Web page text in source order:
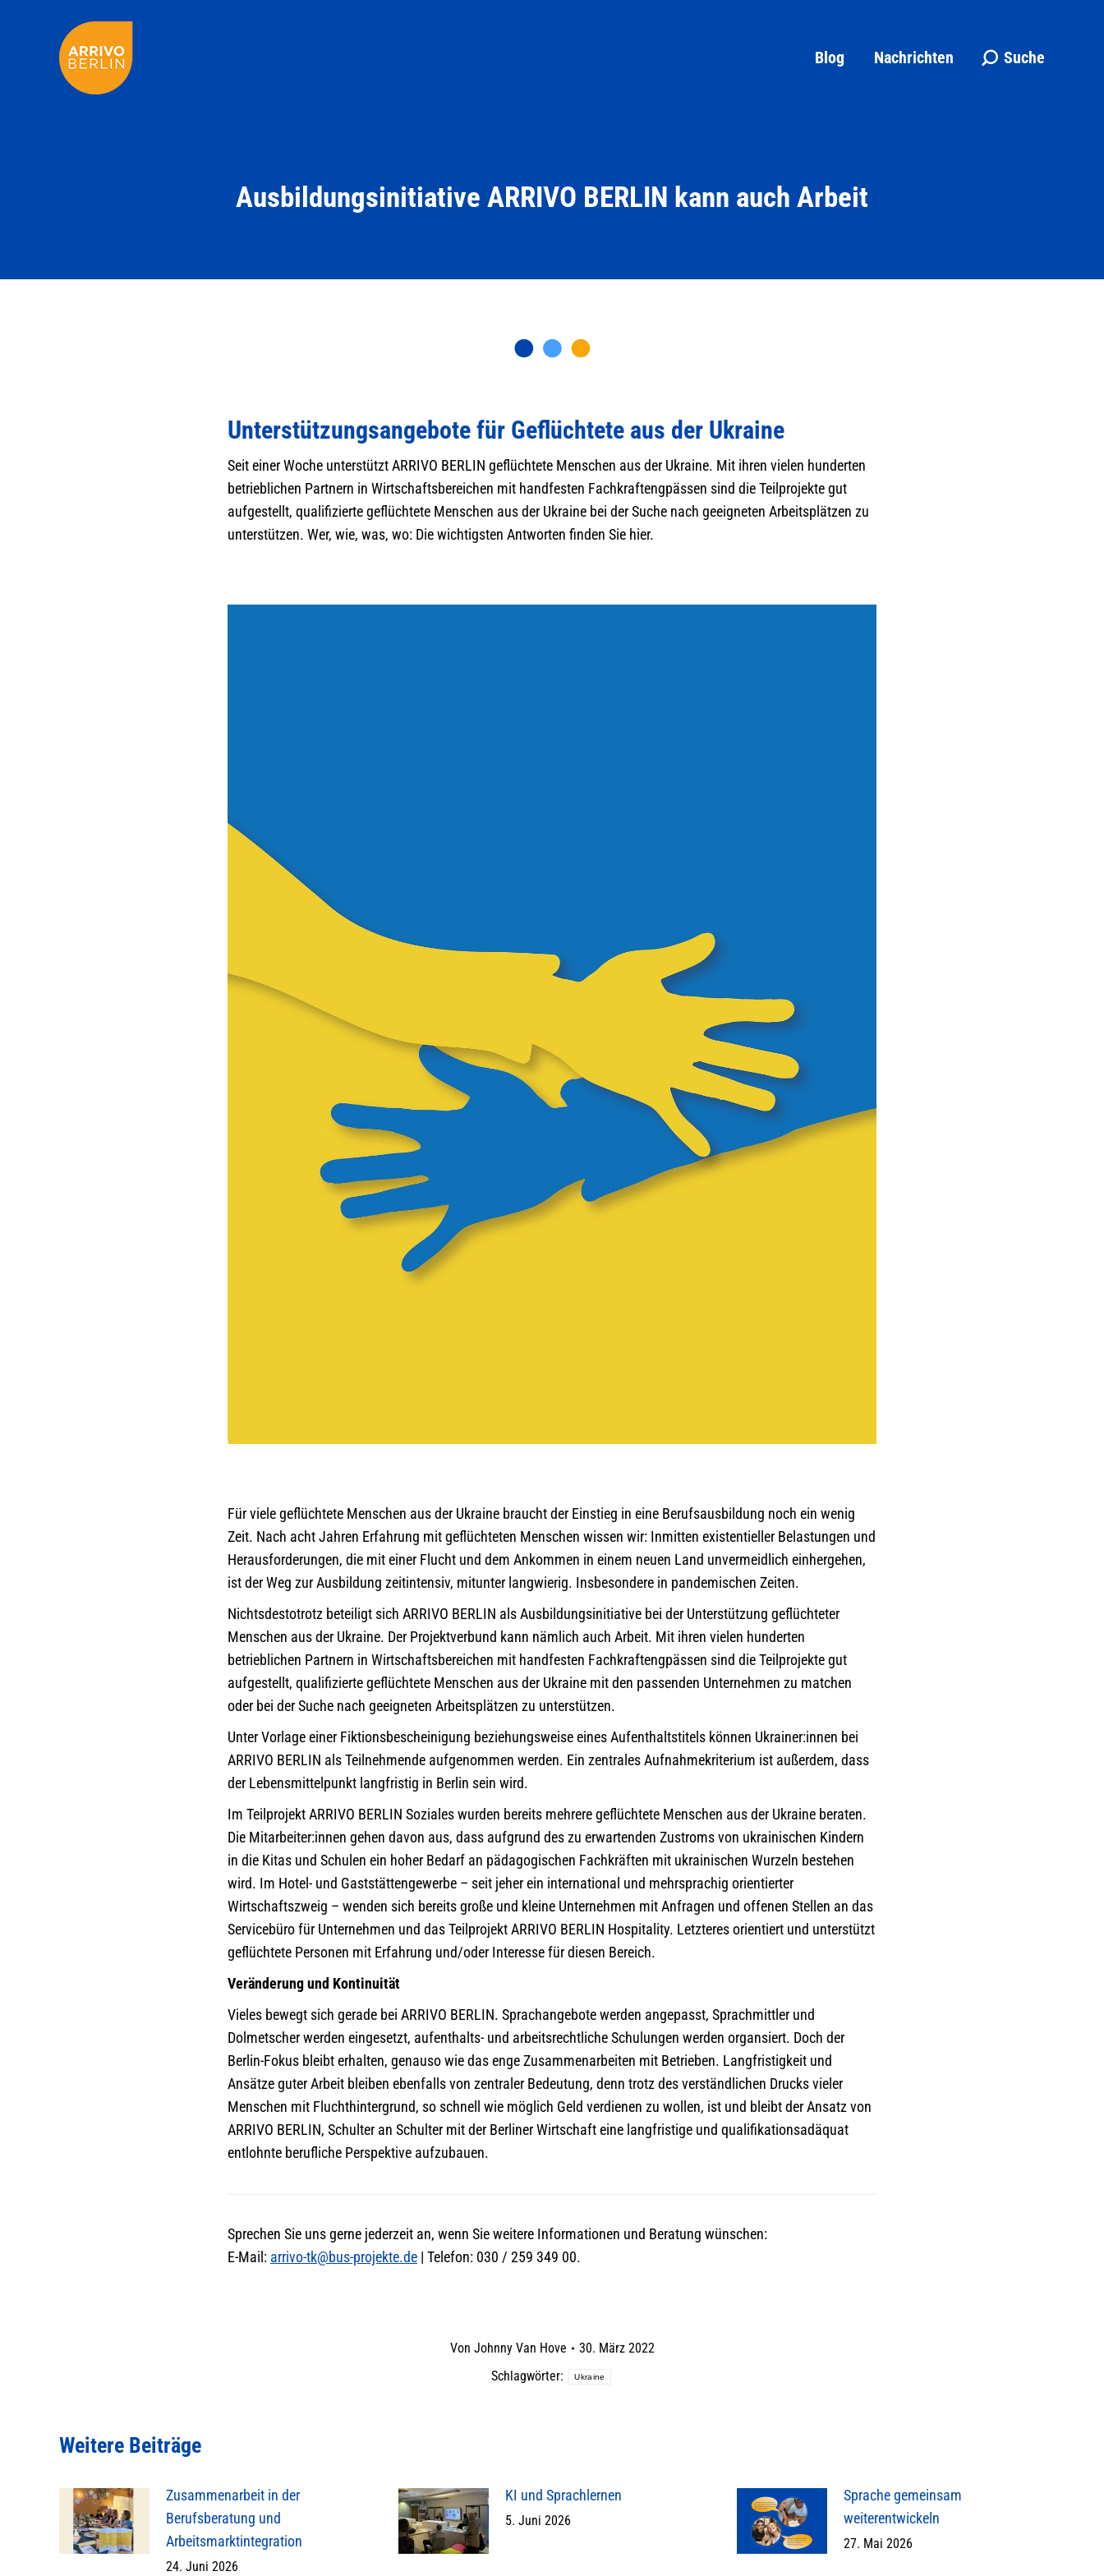
Blog Nachrichten Search:Suche
Ausbildungsinitiative ARRIVO BERLIN kann auch Arbeit
Unterstützungsangebote für Geflüchtete aus der Ukraine
Seit einer Woche unterstützt ARRIVO BERLIN geflüchtete Menschen aus der Ukraine. Mit ihren vielen hunderten
betrieblichen Partnern in Wirtschaftsbereichen mit handfesten Fachkraftengpässen sind die Teilprojekte gut
aufgestellt, qualifizierte geflüchtete Menschen aus der Ukraine bei der Suche nach geeigneten Arbeitsplätzen zu
unterstützen. Wer, wie, was, wo: Die wichtigsten Antworten finden Sie hier.
Für viele geflüchtete Menschen aus der Ukraine braucht der Einstieg in eine Berufsausbildung noch ein wenig
Zeit. Nach acht Jahren Erfahrung mit geflüchteten Menschen wissen wir: Inmitten existentieller Belastungen und
Herausforderungen, die mit einer Flucht und dem Ankommen in einem neuen Land unvermeidlich einhergehen,
ist der Weg zur Ausbildung zeitintensiv, mitunter langwierig. Insbesondere in pandemischen Zeiten.
Nichtsdestotrotz beteiligt sich ARRIVO BERLIN als Ausbildungsinitiative bei der Unterstützung geflüchteter
Menschen aus der Ukraine. Der Projektverbund kann nämlich auch Arbeit. Mit ihren vielen hunderten
betrieblichen Partnern in Wirtschaftsbereichen mit handfesten Fachkraftengpässen sind die Teilprojekte gut
aufgestellt, qualifizierte geflüchtete Menschen aus der Ukraine mit den passenden Unternehmen zu matchen
oder bei der Suche nach geeigneten Arbeitsplätzen zu unterstützen.
Unter Vorlage einer Fiktionsbescheinigung beziehungsweise eines Aufenthaltstitels können Ukrainer:innen bei
ARRIVO BERLIN als Teilnehmende aufgenommen werden. Ein zentrales Aufnahmekriterium ist außerdem, dass
der Lebensmittelpunkt langfristig in Berlin sein wird.
Im Teilprojekt ARRIVO BERLIN Soziales wurden bereits mehrere geflüchtete Menschen aus der Ukraine beraten.
Die Mitarbeiter:innen gehen davon aus, dass aufgrund des zu erwartenden Zustroms von ukrainischen Kindern
in die Kitas und Schulen ein hoher Bedarf an pädagogischen Fachkräften mit ukrainischen Wurzeln bestehen
wird. Im Hotel- und Gaststättengewerbe – seit jeher ein international und mehrsprachig orientierter
Wirtschaftszweig – wenden sich bereits große und kleine Unternehmen mit Anfragen und offenen Stellen an das
Servicebüro für Unternehmen und das Teilprojekt ARRIVO BERLIN Hospitality. Letzteres orientiert und unterstützt
geflüchtete Personen mit Erfahrung und/oder Interesse für diesen Bereich.
Veränderung und Kontinuität
Vieles bewegt sich gerade bei ARRIVO BERLIN. Sprachangebote werden angepasst, Sprachmittler und
Dolmetscher werden eingesetzt, aufenthalts- und arbeitsrechtliche Schulungen werden organsiert. Doch der
Berlin-Fokus bleibt erhalten, genauso wie das enge Zusammenarbeiten mit Betrieben. Langfristigkeit und
Ansätze guter Arbeit bleiben ebenfalls von zentraler Bedeutung, denn trotz des verständlichen Drucks vieler
Menschen mit Fluchthintergrund, so schnell wie möglich Geld verdienen zu wollen, ist und bleibt der Ansatz von
ARRIVO BERLIN, Schulter an Schulter mit der Berliner Wirtschaft eine langfristige und qualifikationsadäquat
entlohnte berufliche Perspektive aufzubauen.
Sprechen Sie uns gerne jederzeit an, wenn Sie weitere Informationen und Beratung wünschen:
E-Mail: arrivo-tk@bus-projekte.de | Telefon: 030 / 259 349 00.
Von Johnny Van Hove
30. März 2022
Schlagwörter:
Ukraine
Weitere Beiträge
Zusammenarbeit in der
Berufsberatung und
Arbeitsmarktintegration
24. Juni 2026
KI und Sprachlernen
5. Juni 2026
Sprache gemeinsam
weiterentwickeln
27. Mai 2026